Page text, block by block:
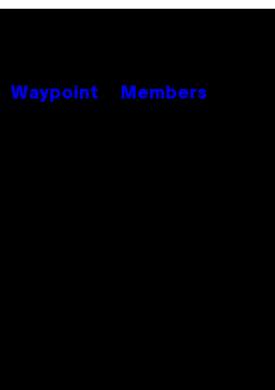
Waypoint Members